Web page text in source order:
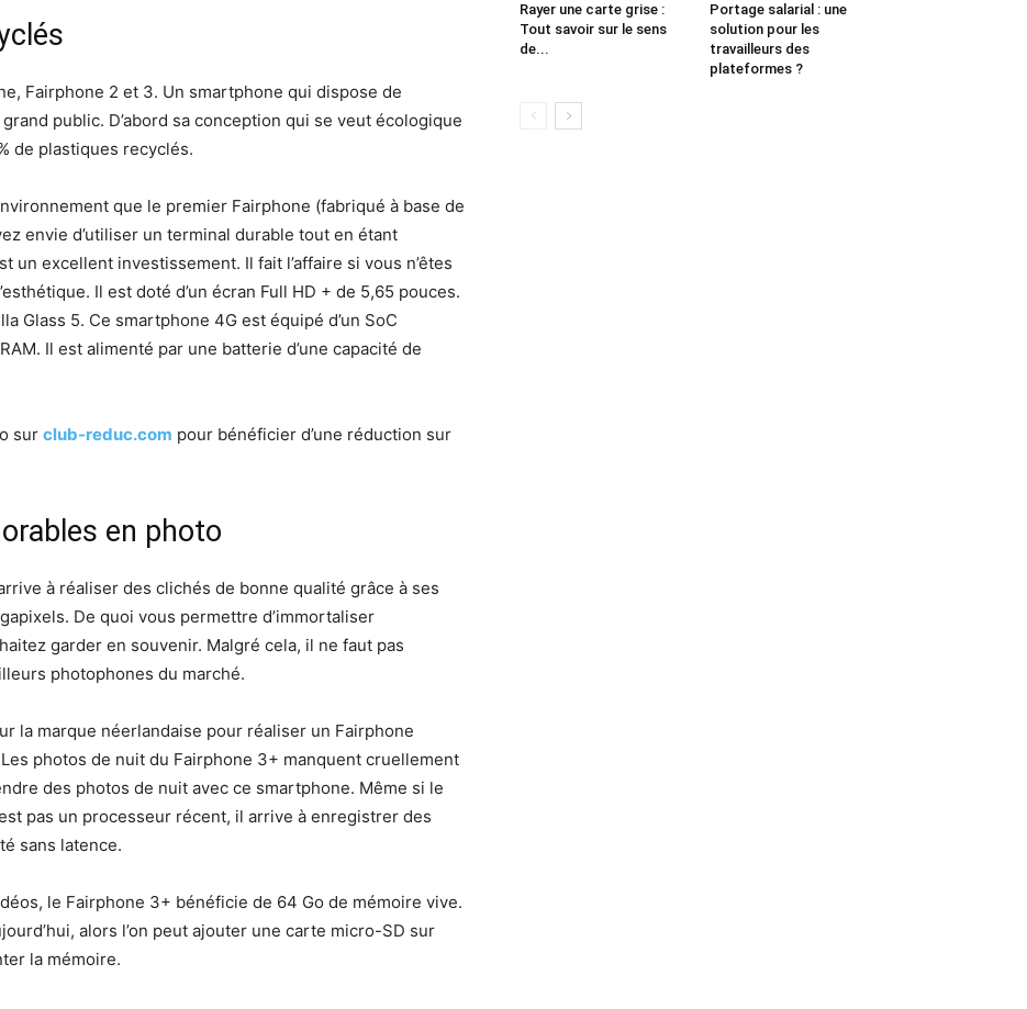
Fairphone 2 et 3. Un smartphone qui dispose de
public. D’abord sa conception qui se veut écologique
de plastiques recyclés.
que le premier Fairphone (fabriqué à base de
envie d’utiliser un terminal durable tout en étant
un excellent investissement. Il fait l’affaire si vous n’êtes
Il est doté d’un écran Full HD + de 5,65 pouces.
Glass 5. Ce smartphone 4G est équipé d’un SoC
Il est alimenté par une batterie d’une capacité de
sur club-reduc.com pour bénéficier d’une réduction sur
en photo
à réaliser des clichés de bonne qualité grâce à ses
De quoi vous permettre d’immortaliser
garder en souvenir. Malgré cela, il ne faut pas
photophones du marché.
la marque néerlandaise pour réaliser un Fairphone
photos de nuit du Fairphone 3+ manquent cruellement
des photos de nuit avec ce smartphone. Même si le
pas un processeur récent, il arrive à enregistrer des
sans latence.
le Fairphone 3+ bénéficie de 64 Go de mémoire vive.
alors l’on peut ajouter une carte micro-SD sur
la mémoire.
Rayer une carte grise :
Tout savoir sur le sens
de...
Portage salarial : une
solution pour les
travailleurs des
plateformes ?